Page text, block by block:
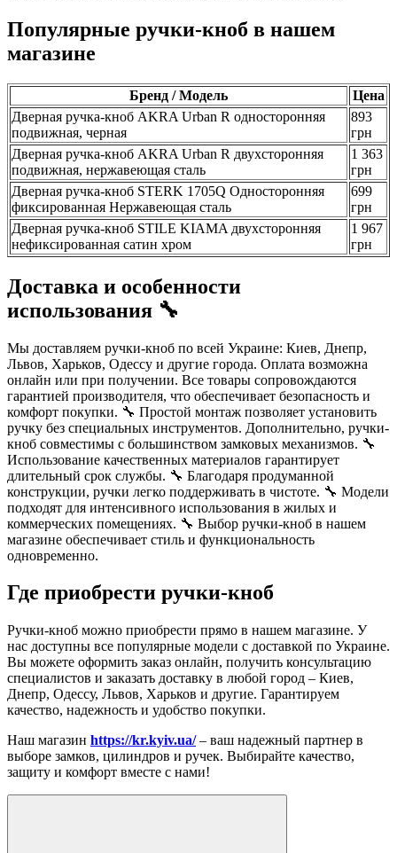
Популярные ручки-кноб в нашем
магазине
Бренд / Модель
Цена
Дверная ручка-кноб AKRA Urban R односторонняя
подвижная, черная
893
грн
Дверная ручка-кноб AKRA Urban R двухсторонняя
подвижная, нержавеющая сталь
1 363
грн
Дверная ручка-кноб STERK 1705Q Односторонняя
фиксированная Нержавеющая сталь
699
грн
Дверная ручка-кноб STILE KIAMA двухсторонняя
нефиксированная сатин хром
1 967
грн
Доставка и особенности
использования 🔧
Мы доставляем ручки-кноб по всей Украине: Киев, Днепр,
Львов, Харьков, Одессу и другие города. Оплата возможна
онлайн или при получении. Все товары сопровождаются
гарантией производителя, что обеспечивает безопасность и
комфорт покупки. 🔧 Простой монтаж позволяет установить
ручку без специальных инструментов. Дополнительно, ручки-
кноб совместимы с большинством замковых механизмов. 🔧
Использование качественных материалов гарантирует
длительный срок службы. 🔧 Благодаря продуманной
конструкции, ручки легко поддерживать в чистоте. 🔧 Модели
подходят для интенсивного использования в жилых и
коммерческих помещениях. 🔧 Выбор ручки-кноб в нашем
магазине обеспечивает стиль и функциональность
одновременно.
Где приобрести ручки-кноб
Ручки-кноб можно приобрести прямо в нашем магазине. У
нас доступны все популярные модели с доставкой по Украине.
Вы можете оформить заказ онлайн, получить консультацию
специалистов и заказать доставку в любой город – Киев,
Днепр, Одессу, Львов, Харьков и другие. Гарантируем
качество, надежность и удобство покупки.
Наш магазин https://kr.kyiv.ua/– ваш надежный партнер в
выборе замков, цилиндров и ручек. Выбирайте качество,
защиту и комфорт вместе с нами!